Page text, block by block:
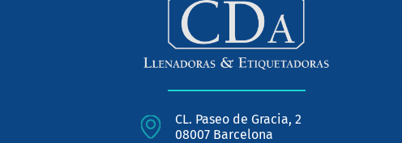
CL. Paseo de Gracia, 2
08007 Barcelona